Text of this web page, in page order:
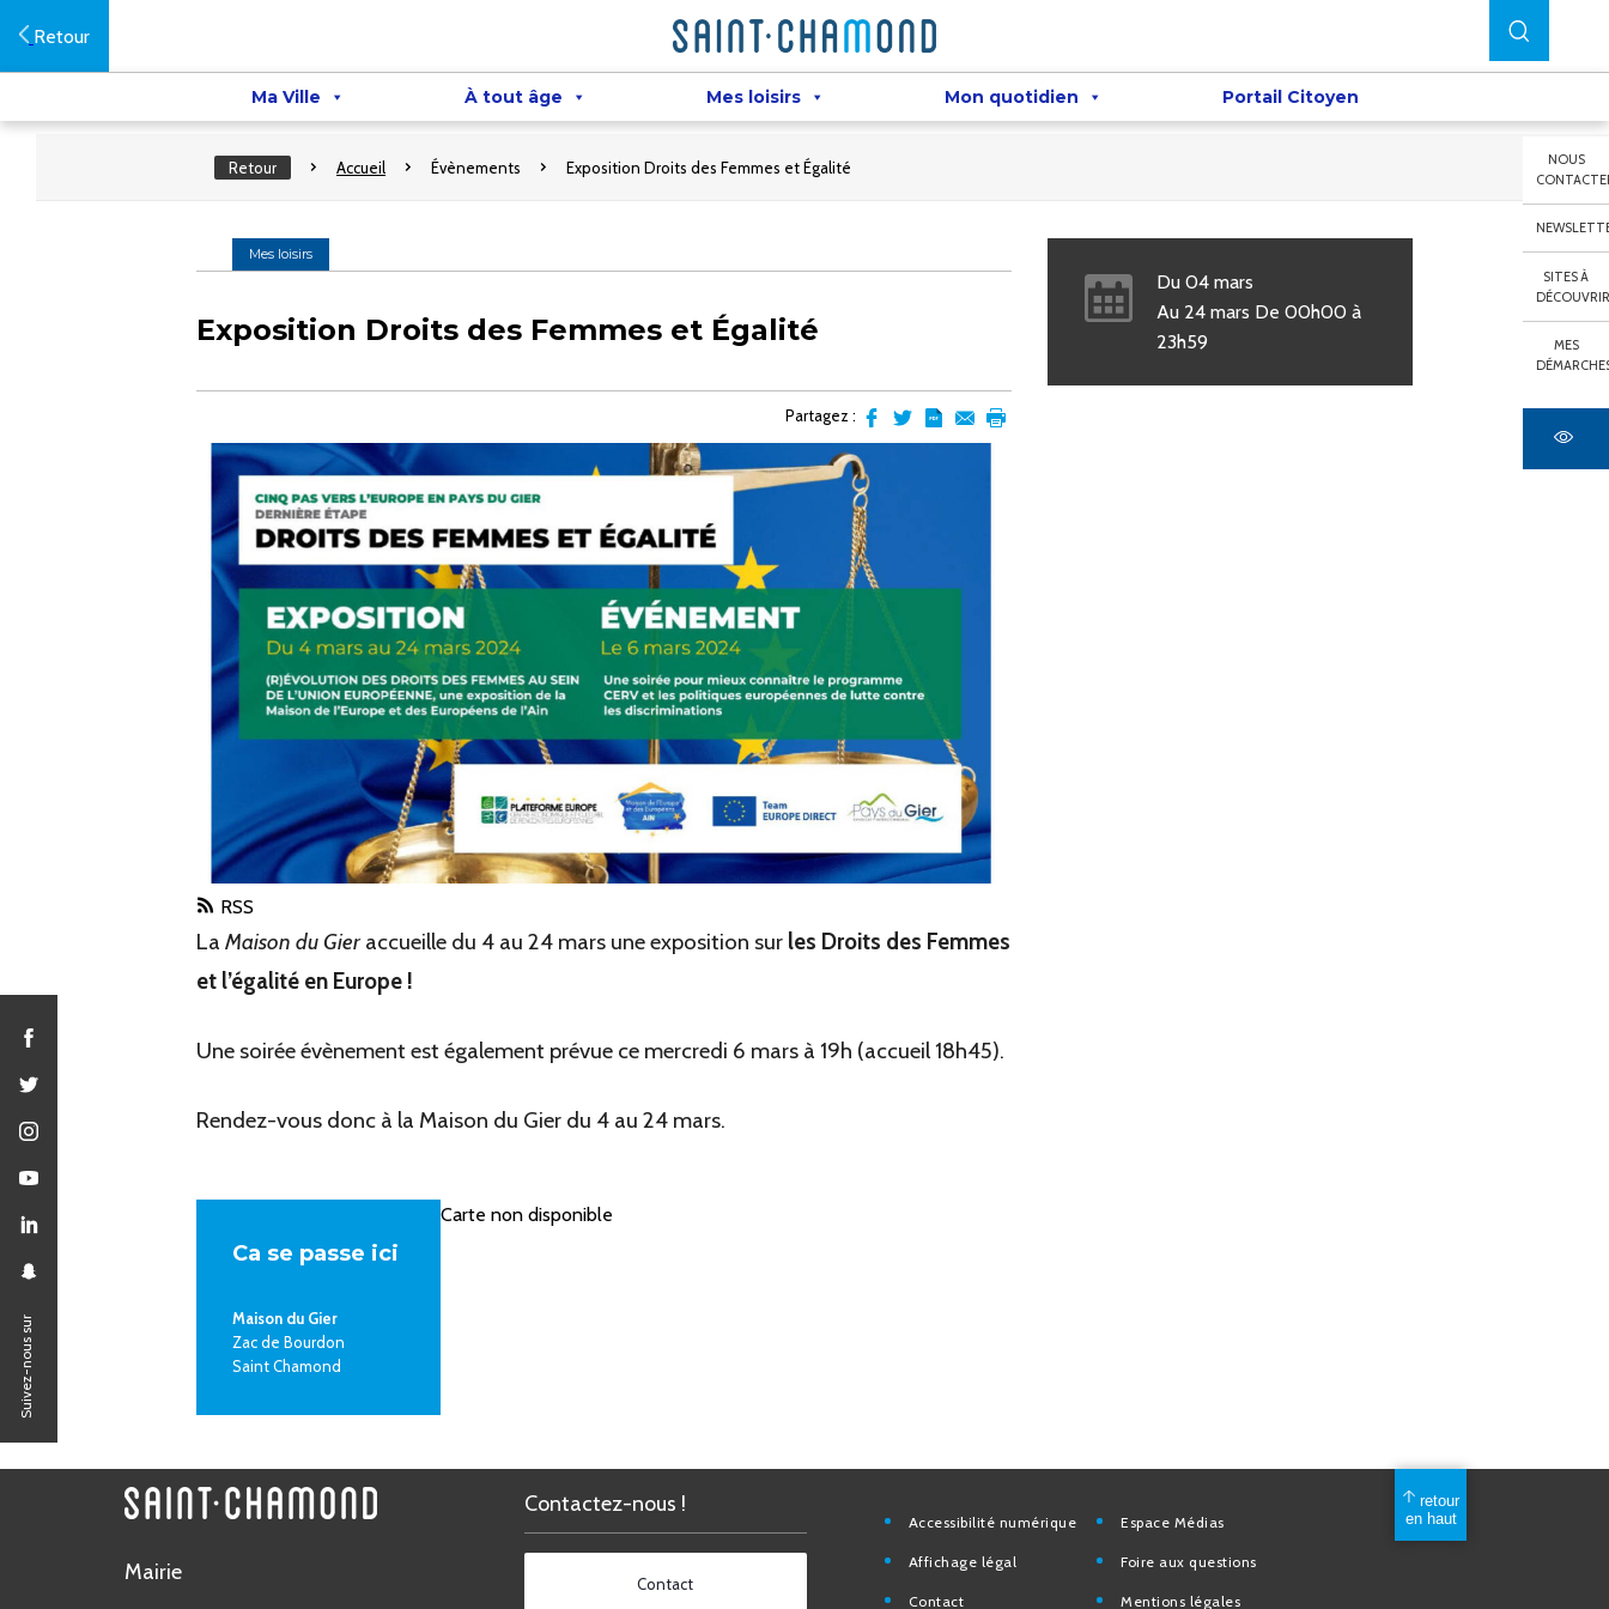
Suivez-nous sur
Retour
Ma Ville À tout âge Mes loisirs Mon quotidien Portail Citoyen
NOUS
SITES À
MES
Retour Accueil Évènements Exposition Droits des Femmes et Égalité
Mes loisirs
Exposition Droits des Femmes et Égalité
Partagez :
facebook
RSS
La Maison du Gieraccueille du 4 au 24 mars une exposition sur les Droits des Femmes
et l’égalité en Europe !
Une soirée évènement est également prévue ce mercredi 6 mars à 19h (accueil 18h45).
Rendez-vous donc à la Maison du Gier du 4 au 24 mars.
Ca se passe ici
Maison du Gier
Zac de Bourdon
Saint Chamond
Carte non disponible
Du04 mars
Au 24 mars De00h00 à
23h59
Mairie
Contactez-nous !
Contact
Accessibilité numérique Espace Médias
Affichage légal Foire aux questions
Contact Mentions légales